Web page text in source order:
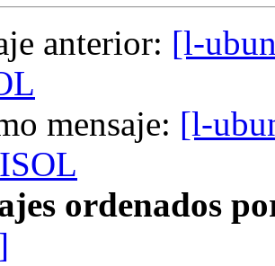
anterior: [l-
mensaje: [l-
ordenados